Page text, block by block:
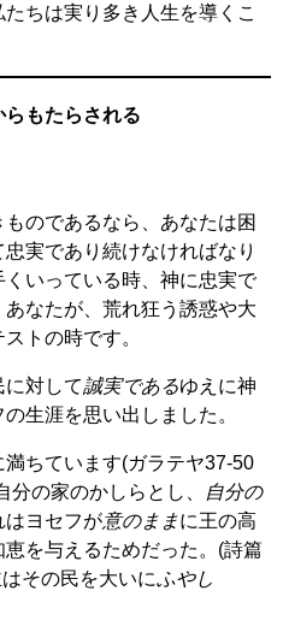
ちは実り多き人生を導くこ
もたらされる
のであるなら、あなたは困
実であり続けなければなり
いっている時、神に忠実で
なたが、荒れ狂う誘惑や大
トの時です。
対して誠実であるゆえに神
生涯を思い出しました。
ちています(ガラテヤ37-50
の家のかしらとし、
自分の
はヨセフが意のままに王の高
を与えるためだった。(詩篇
その民を大いにふやし